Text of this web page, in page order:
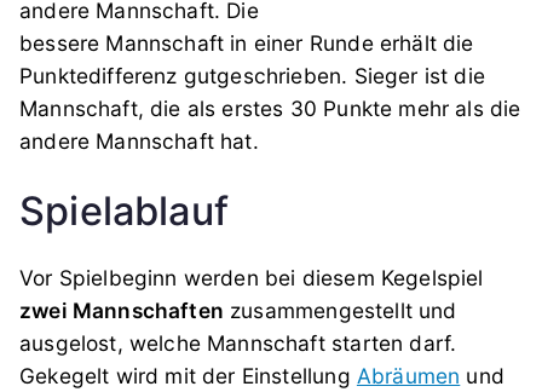
andere Mannschaft. Die
bessere Mannschaft in einer Runde erhält die
Punktedifferenz gutgeschrieben. Sieger ist die
Mannschaft, die als erstes 30 Punkte mehr als die
andere Mannschaft hat.
Spielablauf
Vor Spielbeginn werden bei diesem Kegelspiel
zwei Mannschaften zusammengestellt und
ausgelost, welche Mannschaft starten darf.
Gekegelt wird mit der Einstellung Abräumen und